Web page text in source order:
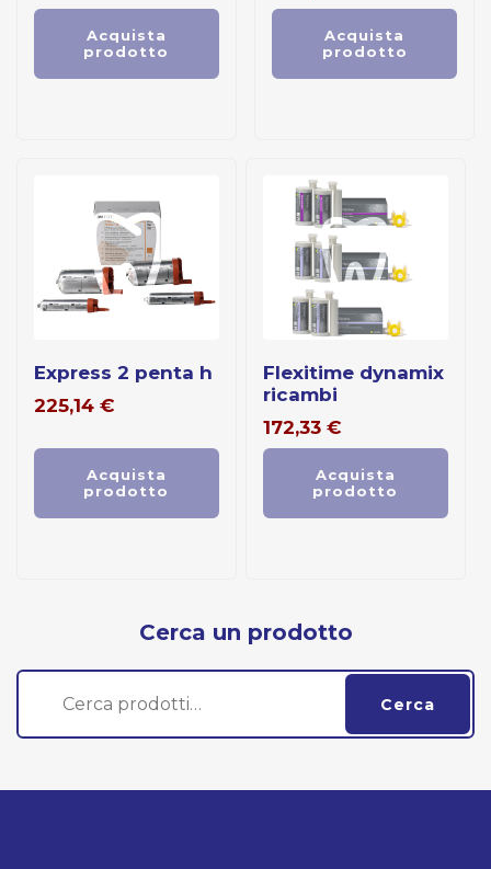
Acquista
prodotto
Acquista
prodotto
express 2 penta h
225,14 €
Acquista
prodotto
flexitime dynamix
ricambi
172,33 €
Acquista
prodotto
Cerca un prodotto
Cerca:
Cerca